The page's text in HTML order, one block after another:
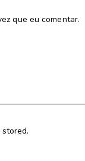
que eu comentar.